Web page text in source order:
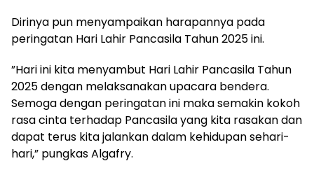
‎Dirinya pun menyampaikan harapannya pada
peringatan Hari Lahir Pancasila Tahun 2025 ini.
‎”Hari ini kita menyambut Hari Lahir Pancasila Tahun
2025 dengan melaksanakan upacara bendera.
Semoga dengan peringatan ini maka semakin kokoh
rasa cinta terhadap Pancasila yang kita rasakan dan
dapat terus kita jalankan dalam kehidupan sehari-
hari,” pungkas Algafry.